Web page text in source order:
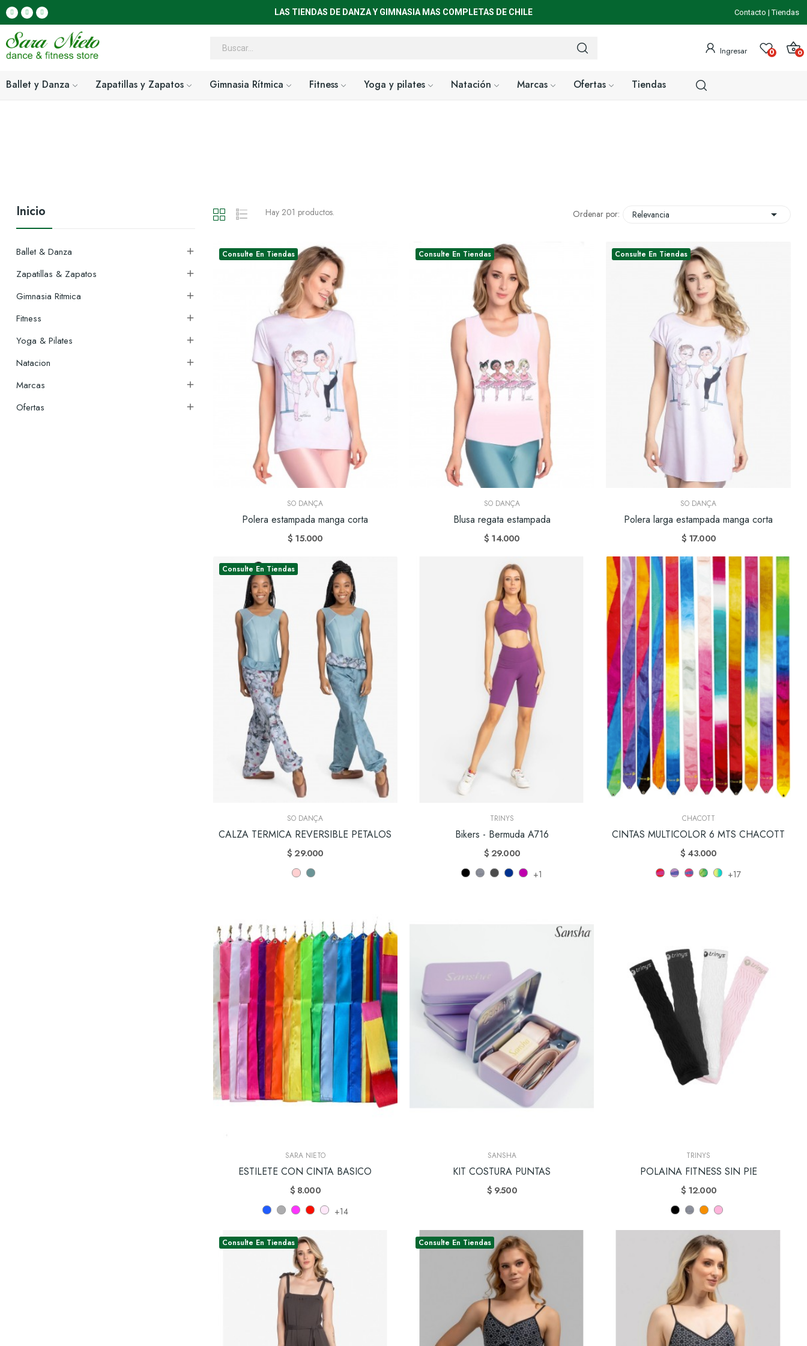
LAS TIENDAS DE DANZA Y GIMNASIA MAS COMPLETAS DE CHILE Contacto |Tiendas
Ingresar 0 0
Ballet y Danza Zapatillas y Zapatos Gimnasia Rítmica Fitness Yoga y pilates Natación Marcas Ofertas Tiendas
Inicio
Ballet & Danza 
Zapatillas & Zapatos 
Gimnasia Ritmica 
Fitness 
Yoga & Pilates 
Natacion 
Marcas 
Ofertas 
Hay 201 productos. Ordenar por: Relevancia 
Consulte En Tiendas
SO DANÇA
Polera estampada manga corta
$ 15.000
Consulte En Tiendas
SO DANÇA
Blusa regata estampada
$ 14.000
Consulte En Tiendas
SO DANÇA
Polera larga estampada manga corta
$ 17.000
Consulte En Tiendas
SO DANÇA
CALZA TERMICA REVERSIBLE PETALOS
$ 29.000
TRINYS
Bikers - Bermuda A716
$ 29.000
+1
CHACOTT
CINTAS MULTICOLOR 6 MTS CHACOTT
$ 43.000
+17
SARA NIETO
ESTILETE CON CINTA BASICO
$ 8.000
+14
SANSHA
KIT COSTURA PUNTAS
$ 9.500
TRINYS
POLAINA FITNESS SIN PIE
$ 12.000
Consulte En Tiendas Consulte En Tiendas